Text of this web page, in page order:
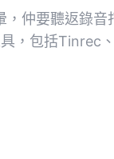
，仲要聽返錄音
，包括Tinrec